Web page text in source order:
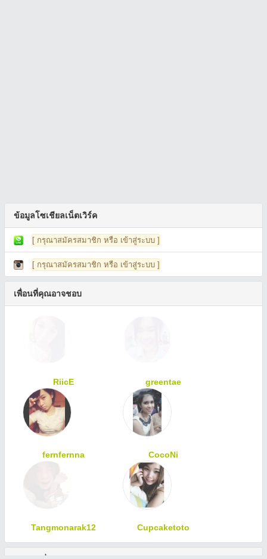
ข้อมูลโซเชียลเน็ตเวิร์ค
[ กรุณาสมัครสมาชิก หรือ เข้าสู่ระบบ ]
[ กรุณาสมัครสมาชิก หรือ เข้าสู่ระบบ ]
เพื่อนที่คุณอาจชอบ
RiicE greentae
fernfernna CocoNi
Tangmonarak12 Cupcaketoto